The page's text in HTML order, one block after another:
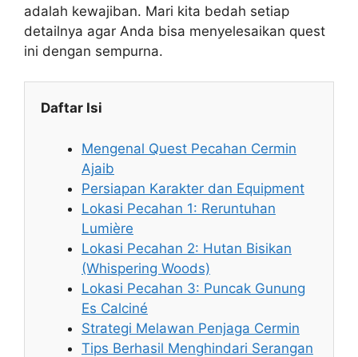
adalah kewajiban. Mari kita bedah setiap
detailnya agar Anda bisa menyelesaikan quest
ini dengan sempurna.
Daftar Isi
Mengenal Quest Pecahan Cermin
Ajaib
Persiapan Karakter dan Equipment
Lokasi Pecahan 1: Reruntuhan
Lumière
Lokasi Pecahan 2: Hutan Bisikan
(Whispering Woods)
Lokasi Pecahan 3: Puncak Gunung
Es Calciné
Strategi Melawan Penjaga Cermin
Tips Berhasil Menghindari Serangan